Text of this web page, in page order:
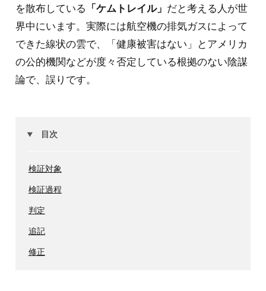
を散布している 「ケムトレイル」 だと考える人が世
界中にいます。実際には航空機の排気ガスによって
できた線状の雲で、「健康被害はない」とアメリカ
の公的機関などが度々否定している根拠のない陰謀
論で、誤りです。
目次
検証対象
検証過程
判定
追記
修正